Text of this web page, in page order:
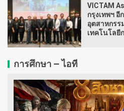
VICTAM
กรุงเทพฯ อี
อุตสาหกรร
เทคโนโลยี
การศึกษา – ไอที